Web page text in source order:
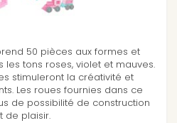
50 pièces aux formes et
les tons roses, violet et mauves.
stimuleront la créativité et
Les roues fournies dans ce
de possibilité de construction
de plaisir.